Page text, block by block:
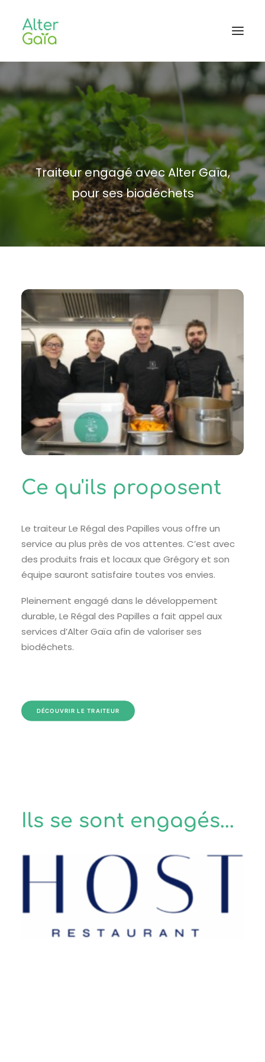
Accueil
Professionnels
Habitants
Blog
L’aventure
CONTACT
Traiteur engagé avec Alter Gaïa,
pour ses biodéchets
Ce qu'ils proposent
Le traiteur Le Régal des Papilles vous offre un
service au plus près de vos attentes. C’est avec
des produits frais et locaux que Grégory et son
équipe sauront satisfaire toutes vos envies.
Pleinement engagé dans le développement
durable, Le Régal des Papilles a fait appel aux
services d’Alter Gaïa afin de valoriser ses
biodéchets.
DÉCOUVRIR LE TRAITEUR
Ils se sont engagés...